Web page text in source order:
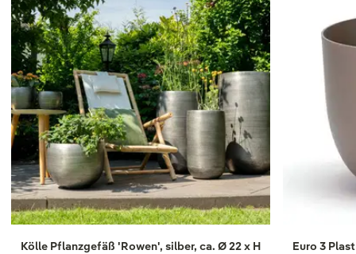
Kölle Pflanzgefäß 'Rowen', silber, ca. Ø 22 x H
Euro 3